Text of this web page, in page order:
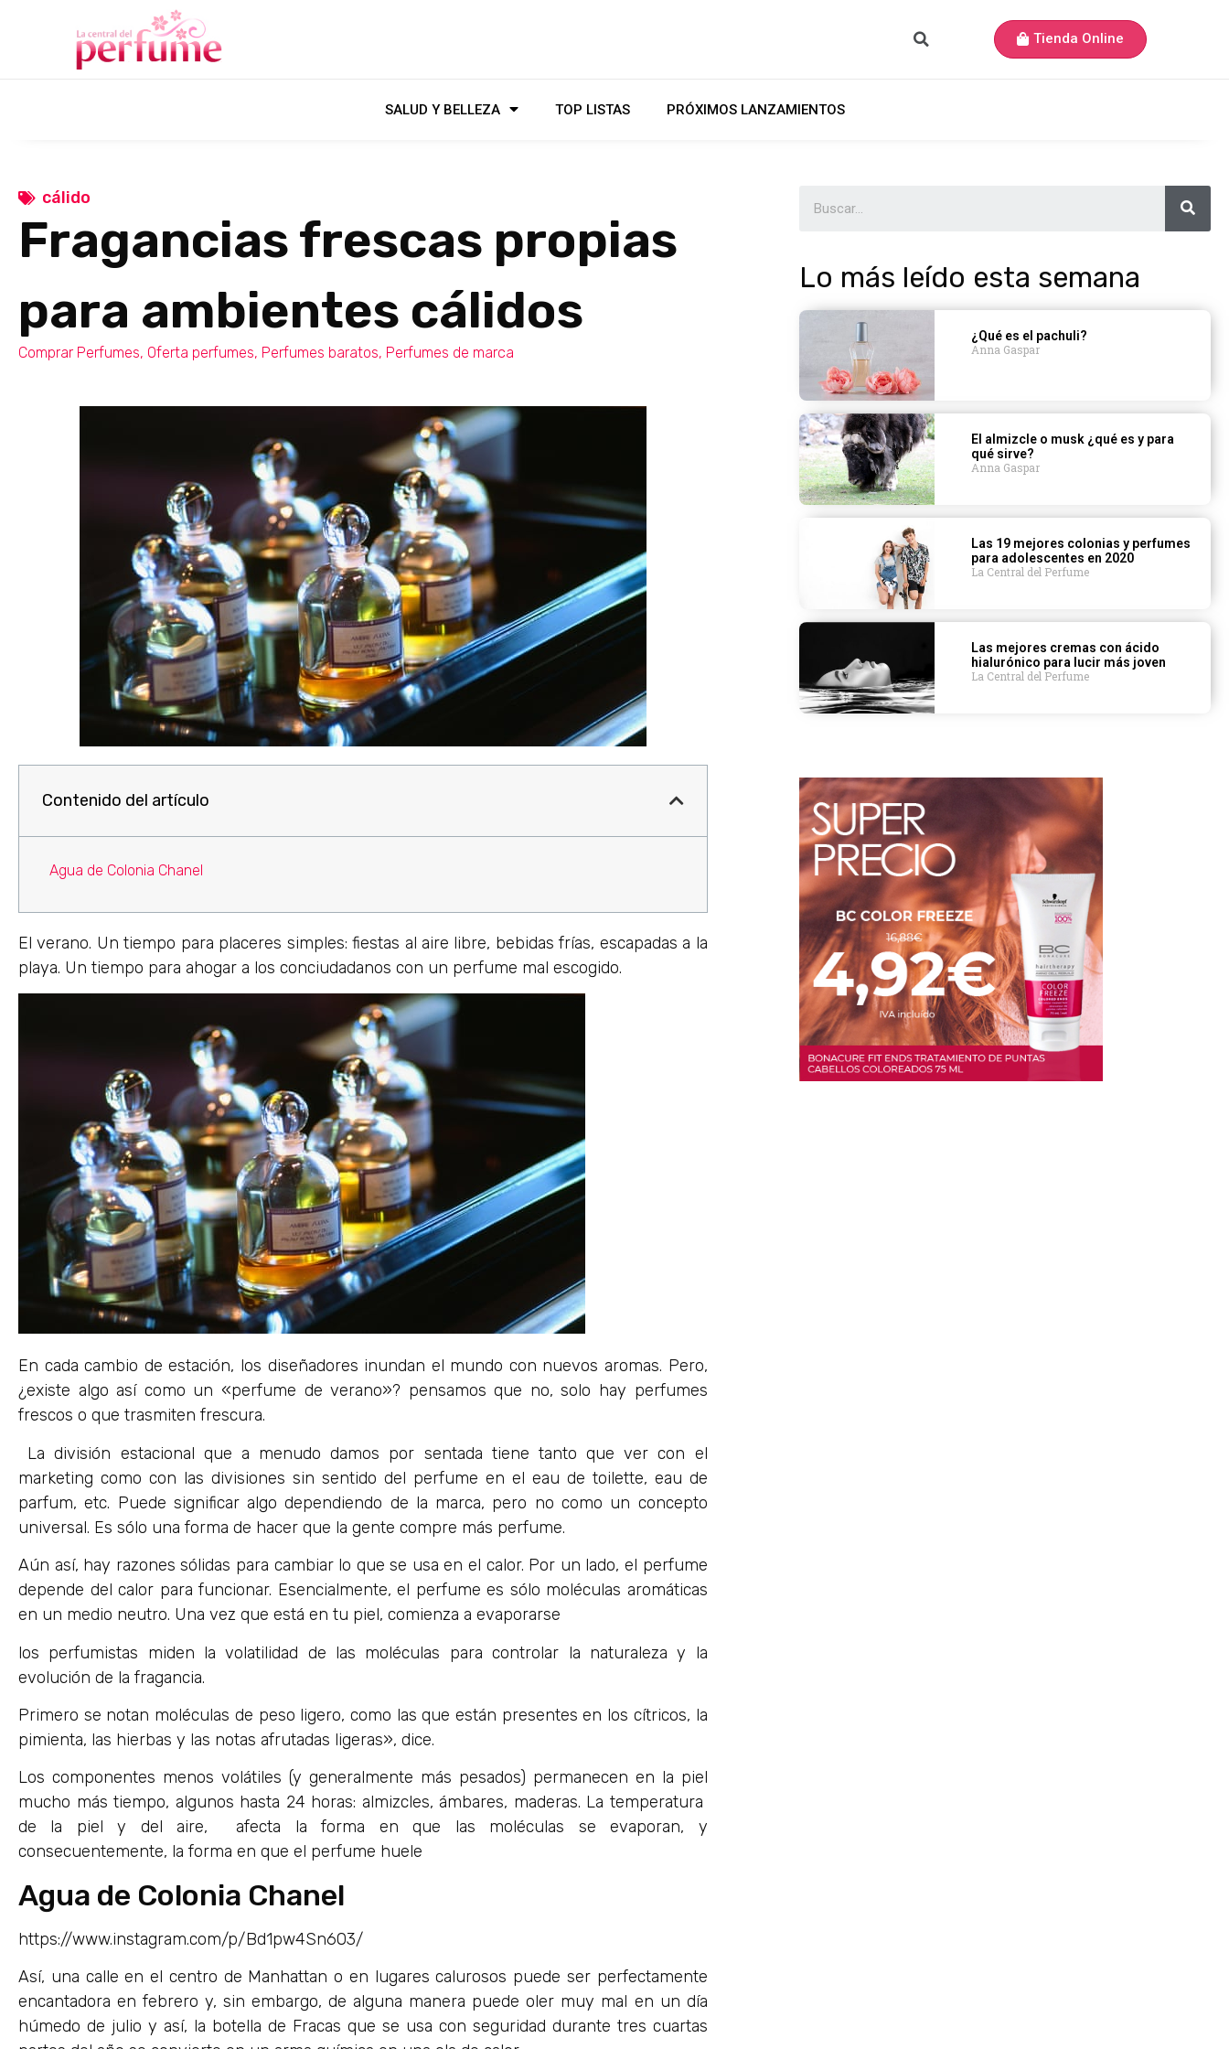
Tienda Online
SALUD Y BELLEZA TOP LISTAS PRÓXIMOS LANZAMIENTOS
cálido
Fragancias frescas propias
para ambientes cálidos
Comprar Perfumes, Oferta perfumes, Perfumes baratos, Perfumes de marca
Contenido del artículo
Agua de Colonia Chanel
El verano. Un tiempo para placeres simples: fiestas al aire libre, bebidas frías, escapadas a la
playa. Un tiempo para ahogar a los conciudadanos con un perfume mal escogido.
En cada cambio de estación, los diseñadores inundan el mundo con nuevos aromas. Pero,
¿existe algo así como un «perfume de verano»? pensamos que no, solo hay perfumes
frescos o que trasmiten frescura.
La división estacional que a menudo damos por sentada tiene tanto que ver con el
marketing como con las divisiones sin sentido del perfume en el eau de toilette, eau de
parfum, etc. Puede significar algo dependiendo de la marca, pero no como un concepto
universal. Es sólo una forma de hacer que la gente compre más perfume.
Aún así, hay razones sólidas para cambiar lo que se usa en el calor. Por un lado, el perfume
depende del calor para funcionar. Esencialmente, el perfume es sólo moléculas aromáticas
en un medio neutro. Una vez que está en tu piel, comienza a evaporarse
los perfumistas miden la volatilidad de las moléculas para controlar la naturaleza y la
evolución de la fragancia.
Primero se notan moléculas de peso ligero, como las que están presentes en los cítricos, la
pimienta, las hierbas y las notas afrutadas ligeras», dice.
Los componentes menos volátiles (y generalmente más pesados) permanecen en la piel
mucho más tiempo, algunos hasta 24 horas: almizcles, ámbares, maderas. La temperatura
de la piel y del aire, afecta la forma en que las moléculas se evaporan, y
consecuentemente, la forma en que el perfume huele
Agua de Colonia Chanel
https://www.instagram.com/p/Bd1pw4Sn6O3/
Así, una calle en el centro de Manhattan o en lugares calurosos puede ser perfectamente
encantadora en febrero y, sin embargo, de alguna manera puede oler muy mal en un día
húmedo de julio y así, la botella de Fracas que se usa con seguridad durante tres cuartas
Lo más leído esta semana
¿Qué es el pachuli?
Anna Gaspar
El almizcle o musk ¿qué es y para
qué sirve?
Anna Gaspar
Las 19 mejores colonias y perfumes
para adolescentes en 2020
La Central del Perfume
Las mejores cremas con ácido
hialurónico para lucir más joven
La Central del Perfume